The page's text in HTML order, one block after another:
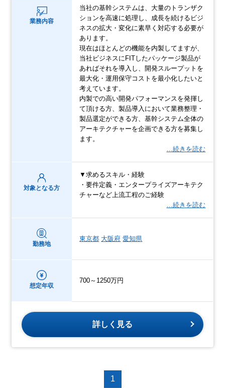
業務内容
当社の基幹システムは、大量のトランザク
ションを高速に処理し、成長を続けるビジ
ネスの拡大・変化に素早く対応する必要が
あります。
現在はほとんどの機能を内製してますが、
当社ビジネスにFITしたパッケージ製品が
あればそれを導入し、開発スループットを
最大化・運用保守コストを最小化したいと
考えています。
内製での高い開発パフォーマンスを発揮し
て頂ける方、製品導入において業務整理・
製品選定ができる方、基幹システム全体の
アーキテクチャーを企画できる方を募集し
ます。
…続きを読む
対象となる方
▼求めるスキル・経験
・要件定義・エンタープライズアーキテク
チャーなど上流工程のご経験
…続きを読む
勤務地
東京都 大阪府 愛知県
想定年収
700～1250万円
詳しく見る
1